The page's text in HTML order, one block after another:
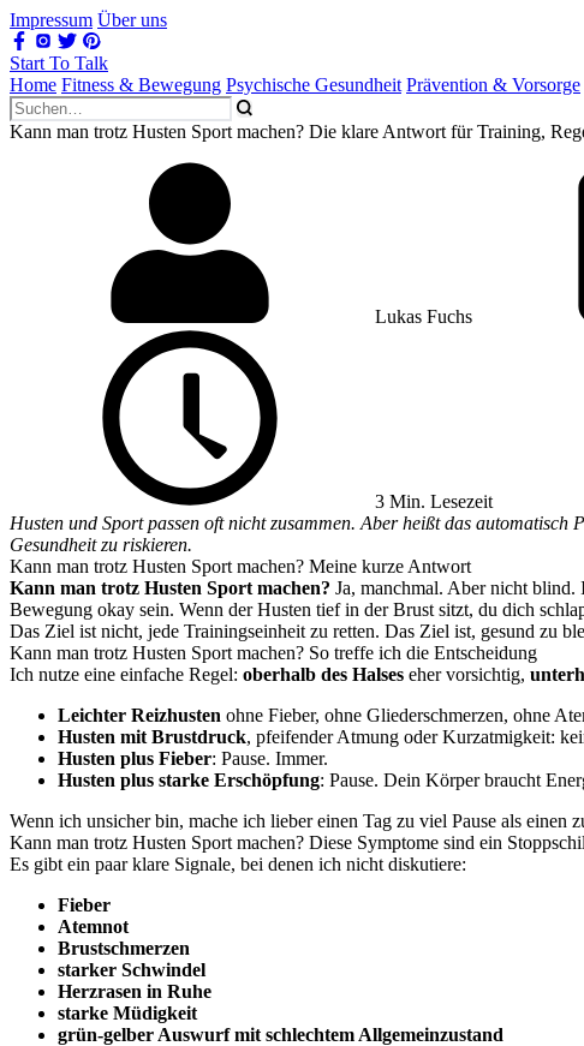
Impressum Über uns
Start To Talk
Home Fitness & Bewegung Psychische Gesundheit Prävention & Vorsorge
Kann man trotz Husten Sport machen? Die klare Antwort für Training,
Lukas Fuchs
3 Min. Lesezeit
Husten und Sport passen oft nicht zusammen. Aber heißt das
Gesundheit zu riskieren.
Kann man trotz Husten Sport machen? Meine kurze Antwort
Kann man trotz Husten Sport machen? Ja, manchmal. Aber nicht blind.
Bewegung okay sein. Wenn der Husten tief in der Brust sitzt, du dich
Das Ziel ist nicht, jede Trainingseinheit zu retten. Das Ziel ist, gesund zu
Kann man trotz Husten Sport machen? So treffe ich die Entscheidung
Ich nutze eine einfache Regel: oberhalb des Halses eher vorsichtig,
Leichter Reizhusten ohne Fieber, ohne Gliederschmerzen, ohne
Husten mit Brustdruck, pfeifender Atmung oder Kurzatmigkeit:
Husten plus Fieber: Pause. Immer.
Husten plus starke Erschöpfung: Pause. Dein Körper braucht
Wenn ich unsicher bin, mache ich lieber einen Tag zu viel Pause als einen
Kann man trotz Husten Sport machen? Diese Symptome sind ein
Es gibt ein paar klare Signale, bei denen ich nicht diskutiere:
Fieber
Atemnot
Brustschmerzen
starker Schwindel
Herzrasen in Ruhe
starke Müdigkeit
grün-gelber Auswurf mit schlechtem Allgemeinzustand